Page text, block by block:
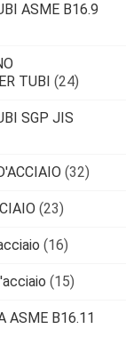
ASME B16.9
TUBI (24)
SGP JIS
(32)
(23)
(16)
(15)
ASME B16.11